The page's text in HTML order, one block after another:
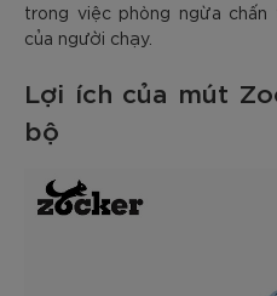
trong việc phòng ngừa
của người chạy.
Lợi ích của mút
bộ